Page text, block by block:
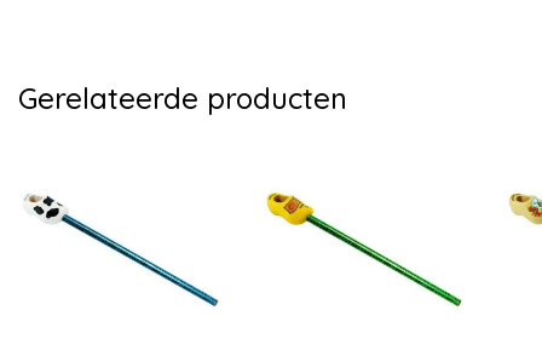
Gerelateerde producten